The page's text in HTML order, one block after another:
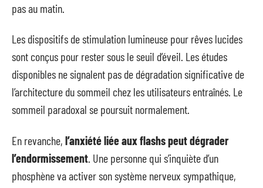
pas au matin.
Les dispositifs de stimulation lumineuse pour rêves lucides
sont conçus pour rester sous le seuil d’éveil. Les études
disponibles ne signalent pas de dégradation significative de
l’architecture du sommeil chez les utilisateurs entraînés. Le
sommeil paradoxal se poursuit normalement.
En revanche, l’anxiété liée aux flashs peut dégrader
l’endormissement . Une personne qui s’inquiète d’un
phosphène va activer son système nerveux sympathique,